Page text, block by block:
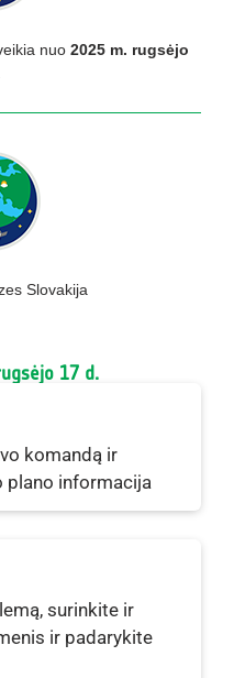
nuo 2025 m. rugsėjo
Slovakija
17 d.
komandą ir
plano informacija
surinkite ir
ir padarykite